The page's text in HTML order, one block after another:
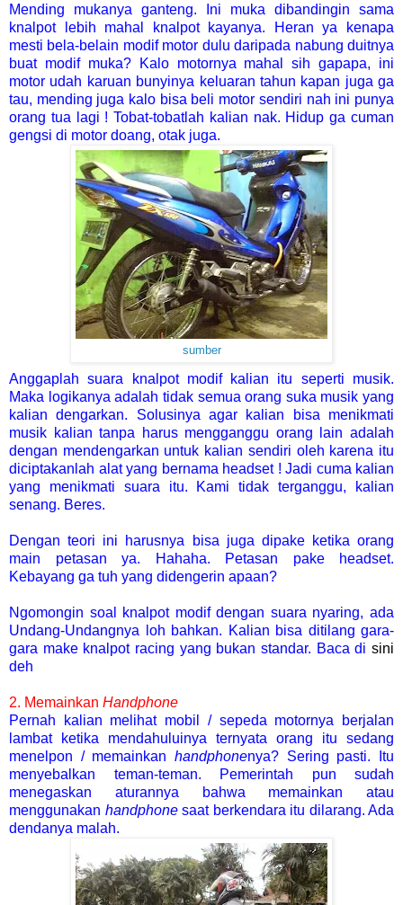
Mending mukanya ganteng. Ini muka dibandingin sama
knalpot lebih mahal knalpot kayanya. Heran ya kenapa
mesti bela-belain modif motor dulu daripada nabung duitnya
buat modif muka? Kalo motornya mahal sih gapapa, ini
motor udah karuan bunyinya keluaran tahun kapan juga ga
tau, mending juga kalo bisa beli motor sendiri nah ini punya
orang tua lagi ! Tobat-tobatlah kalian nak. Hidup ga cuman
gengsi di motor doang, otak juga.
sumber
Anggaplah suara knalpot modif kalian itu seperti musik.
Maka logikanya adalah tidak semua orang suka musik yang
kalian dengarkan. Solusinya agar kalian bisa menikmati
musik kalian tanpa harus mengganggu orang lain adalah
dengan mendengarkan untuk kalian sendiri oleh karena itu
diciptakanlah alat yang bernama headset ! Jadi cuma kalian
yang menikmati suara itu. Kami tidak terganggu, kalian
senang. Beres.
Dengan teori ini harusnya bisa juga dipake ketika orang
main petasan ya. Hahaha. Petasan pake headset.
Kebayang ga tuh yang didengerin apaan?
Ngomongin soal knalpot modif dengan suara nyaring, ada
Undang-Undangnya loh bahkan. Kalian bisa ditilang gara-
gara make knalpot racing yang bukan standar. Baca di sini
deh
2. Memainkan Handphone
Pernah kalian melihat mobil / sepeda motornya berjalan
lambat ketika mendahuluinya ternyata orang itu sedang
menelpon / memainkan handphonenya? Sering pasti. Itu
menyebalkan teman-teman. Pemerintah pun sudah
menegaskan aturannya bahwa memainkan atau
menggunakan handphonesaat berkendara itu dilarang. Ada
dendanya malah.